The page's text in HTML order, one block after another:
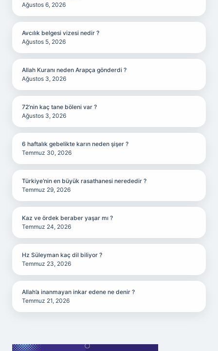
Ağustos 6, 2026
Avcılık belgesi vizesi nedir ?
Ağustos 5, 2026
Allah Kuranı neden Arapça gönderdi ?
Ağustos 3, 2026
72’nin kaç tane böleni var ?
Ağustos 3, 2026
6 haftalık gebelikte karın neden şişer ?
Temmuz 30, 2026
Türkiye’nin en büyük rasathanesi nerededir ?
Temmuz 29, 2026
Kaz ve ördek beraber yaşar mı ?
Temmuz 24, 2026
Hz Süleyman kaç dil biliyor ?
Temmuz 23, 2026
Allah’a inanmayan inkar edene ne denir ?
Temmuz 21, 2026